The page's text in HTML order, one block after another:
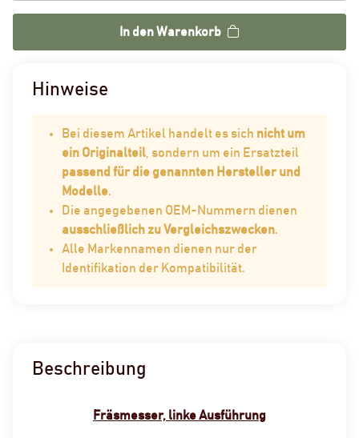
In den Warenkorb
Hinweise
Bei diesem Artikel handelt es sich nicht um
ein Originalteil , sondern um ein Ersatzteil
passend für die genannten Hersteller und
Modelle.
Die angegebenen OEM-Nummern dienen
ausschließlich zu Vergleichszwecken.
Alle Markennamen dienen nur der
Identifikation der Kompatibilität.
Beschreibung
Fräsmesser, linke Ausführung